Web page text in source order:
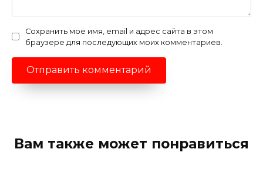
Сохранить моё имя, email и адрес сайта в этом
браузере для последующих моих комментариев.
Вам также может понравиться